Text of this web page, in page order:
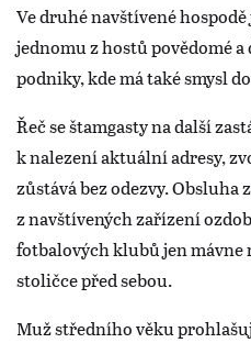
Ve druhé navštívené
jednomu z hostů povědomé
podniky, kde má také smysl
Řeč se štamgasty na další
k nalezení aktuální adresy,
zůstává bez odezvy.
z navštívených zařízení
fotbalových klubů jen
stoličce před sebou.
Muž středního věku